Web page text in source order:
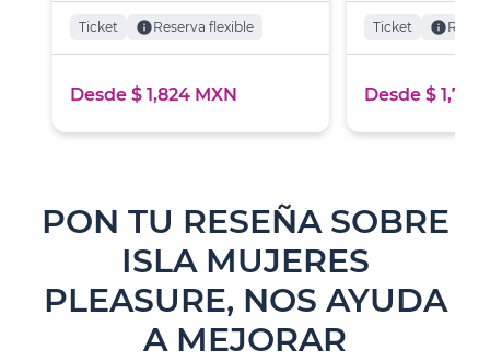
Ticket infoReserva flexible
Desde $ 1,824 MXN
Ticket info
Desde $ 1,733
PON TU RESEÑA SOBRE
ISLA MUJERES
PLEASURE, NOS AYUDA
A MEJORAR